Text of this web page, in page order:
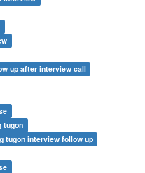
up after interview call
tugon
tugon interview follow up